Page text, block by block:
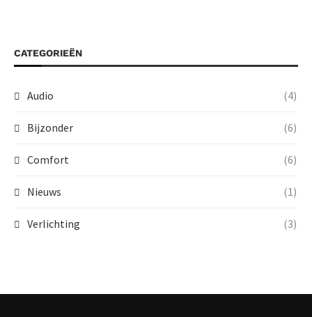
CATEGORIEËN
Audio (4)
Bijzonder (6)
Comfort (6)
Nieuws (1)
Verlichting (3)